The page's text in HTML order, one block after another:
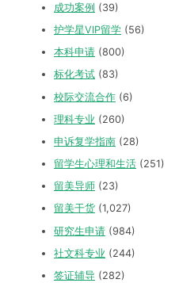
成功案例 (39)
护学星VIP留学 (56)
本科申请 (800)
标化考试 (83)
校际交流合作 (6)
理科专业 (260)
申诉复学指南 (28)
留学生心理和生活 (251)
留美导师 (23)
留美干货 (1,027)
研究生申请 (984)
社文科专业 (244)
签证辅导 (282)